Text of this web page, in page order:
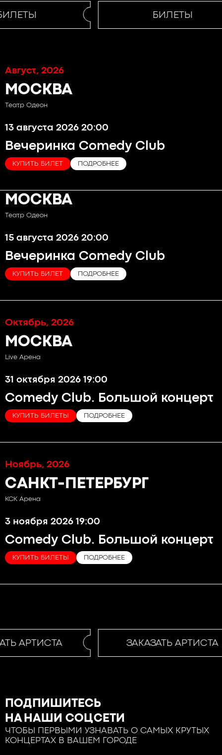
БИЛЕТЫ
Август, 2026
МОСКВА
Театр Одеон
13 августа 2026 20:00
Вечеринка Comedy Club
КУПИТЬ БИЛЕТ ПОДРОБНЕЕ
МОСКВА
Театр Одеон
15 августа 2026 20:00
Вечеринка Comedy Club
КУПИТЬ БИЛЕТ ПОДРОБНЕЕ
Октябрь, 2026
МОСКВА
Live Арена
31 октября 2026 19:00
Comedy Club. Большой концерт
КУПИТЬ БИЛЕТЫ ПОДРОБНЕЕ
Ноябрь, 2026
САНКТ-ПЕТЕРБУРГ
КСК Арена
3 ноября 2026 19:00
Comedy Club. Большой концерт
КУПИТЬ БИЛЕТЫ ПОДРОБНЕЕ
АРТИСТА ЗАКАЗАТЬ АРТИСТА
ПОДПИШИТЕСЬ
НА НАШИ СОЦСЕТИ
ЧТОБЫ ПЕРВЫМИ УЗНАВАТЬ О САМЫХ КРУТЫХ
КОНЦЕРТАХ В ВАШЕМ ГОРОДЕ